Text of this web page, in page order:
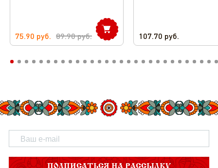
75.90 руб. 89.90руб. 107.70 руб.
ПОДПИСАТЬСЯ НА РАССЫЛКУ